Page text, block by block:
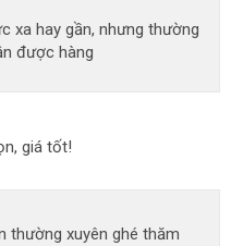
xa hay gần, nhưng thường
được hàng
giá tốt!
thường xuyên ghé thăm